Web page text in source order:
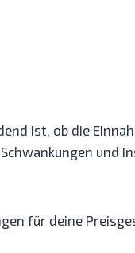
ist, ob die
und
für deine